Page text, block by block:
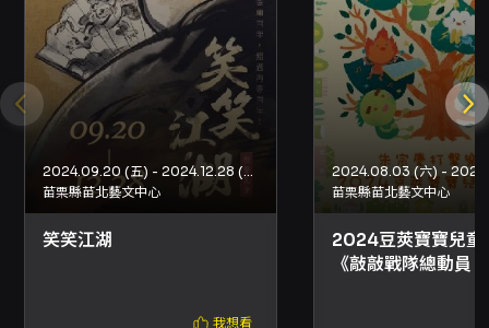
2024.09.20 (五) - 2024.12.28 (六)
苗栗縣苗北藝文中心
笑笑江湖
我想看
苗栗縣苗北藝文中心
2024豆莢寶寶兒童
《敲敲戰隊總動員